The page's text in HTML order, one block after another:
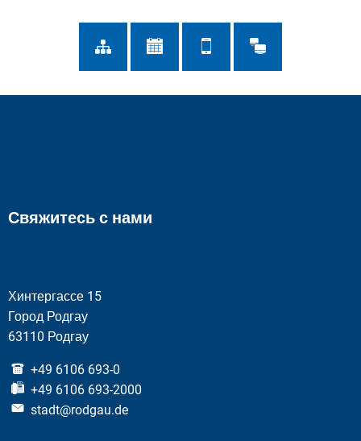
Свяжитесь с нами
Хинтергассе 15
Город Родгау
63110 Родгау
+49 6106 693-0
+49 6106 693-2000
stadt@rodgau.de